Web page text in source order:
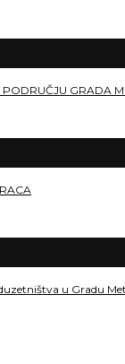
GRADA
u Gradu